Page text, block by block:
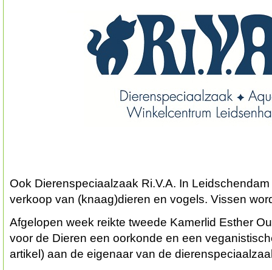
Ook Dierenspeciaalzaak Ri.V.A. In
verkoop van (knaag)dieren en vogels. Vissen
Afgelopen week reikte tweede Kamerlid Esther
voor de Dieren een oorkonde en een
artikel) aan de eigenaar van de